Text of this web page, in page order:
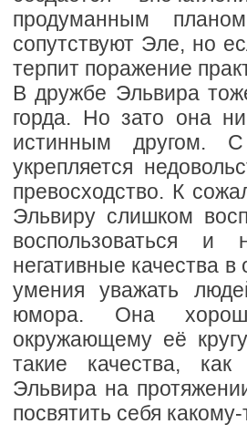
продуманным
сопутствуют Эле, но
терпит поражение
В дружбе Эльвира
горда. Но зато она
истинным другом.
укрепляется
превосходство. К
Эльвиру слишком
воспользоваться
негативные качества
умения уважать
юмора. Она
окружающему её
такие качества, как
Эльвира на
посвятить себя